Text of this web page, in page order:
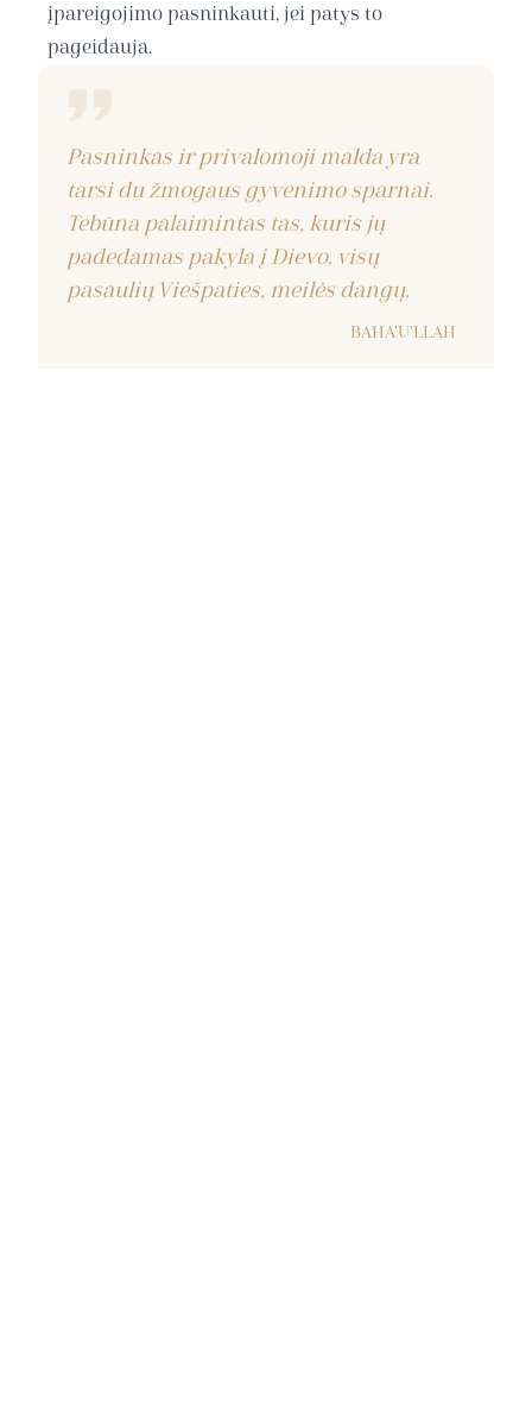
įpareigojimo pasninkauti, jei patys to
pageidauja.
Pasninkas ir privalomoji malda yra
tarsi du žmogaus gyvenimo sparnai.
Tebūna palaimintas tas, kuris jų
padedamas pakyla į Dievo, visų
pasaulių Viešpaties, meilės dangų.
BAHA'U'LLAH